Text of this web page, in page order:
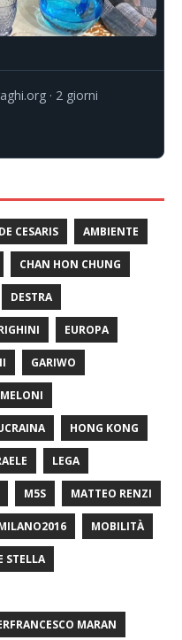
2 giorni
CESARIS AMBIENTE
CHAN HON CHUNG
DESTRA
EUROPA
GARIWO
HONG KONG
LEGA
M5S MATTEO RENZI
MOBILITÀ
STELLA
MARAN